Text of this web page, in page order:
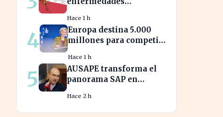
salud pública por el
cambio climático
Hace 1 h
4
Europa destina 5.000
millones para competir
tecnológicas de EE.UU.
Hace 1 h
5
AUSAPE transforma el
panorama SAP en
de innovación
Hace 2 h